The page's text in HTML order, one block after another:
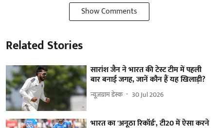
Show Comments
Related Stories
सारांश जैन ने भारत की टेस्ट टीम में पहली
बार बनाई जगह, जानें कौन हैं यह खिलाड़ी?
न्यूज़ग्राम डेस्क 30 Jul 2026
भारत का 'अनूठा रिकॉर्ड', टी20 में ऐसा करने